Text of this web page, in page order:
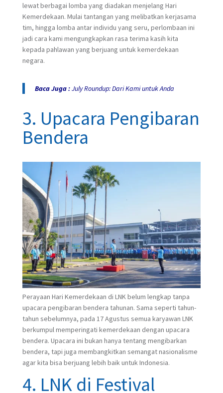
lewat berbagai lomba yang diadakan menjelang Hari
Kemerdekaan. Mulai tantangan yang melibatkan kerjasama
tim, hingga lomba antar individu yang seru, perlombaan ini
jadi cara kami mengungkapkan rasa terima kasih kita
kepada pahlawan yang berjuang untuk kemerdekaan
negara.
Baca Juga :July Roundup: Dari Kami untuk Anda
3. Upacara Pengibaran
Bendera
Perayaan Hari Kemerdekaan di LNK belum lengkap tanpa
upacara pengibaran bendera tahunan. Sama seperti tahun-
tahun sebelumnya, pada 17 Agustus semua karyawan LNK
berkumpul memperingati kemerdekaan dengan upacara
bendera. Upacara ini bukan hanya tentang mengibarkan
bendera, tapi juga membangkitkan semangat nasionalisme
agar kita bisa berjuang lebih baik untuk Indonesia.
4. LNK di Festival